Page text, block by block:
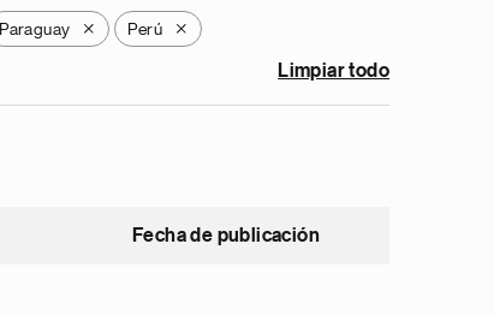
Paraguay X Perú X
Limpiar todo
Fecha de publicación